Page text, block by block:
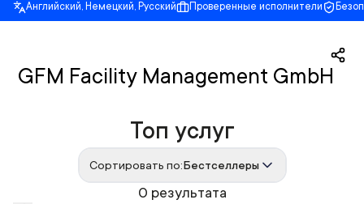
Английский, Немецкий, Русский Проверенные исполнители
GFM Facility Management GmbH
0 результата
Топ услуг
Сортировать по:Бестселлеры